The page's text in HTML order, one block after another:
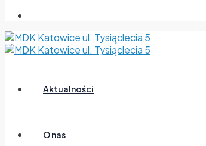
Aktualności
O nas